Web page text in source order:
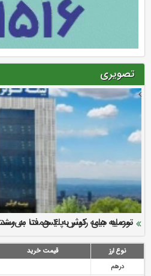
تصویری
ارزش سهام عدالت بالا رفت
سرمایه بیمه کوثر به ۴ همت می‌رسد
نود ثانیه با فولاد سنگان
تقدیر دبیرکل سندیکای بیمه گران
رازی
توصیه های رئیس پلیس فتا به
پیشگیری از سرقت های مجازی
نوع ارز قیمت خرید
درهم